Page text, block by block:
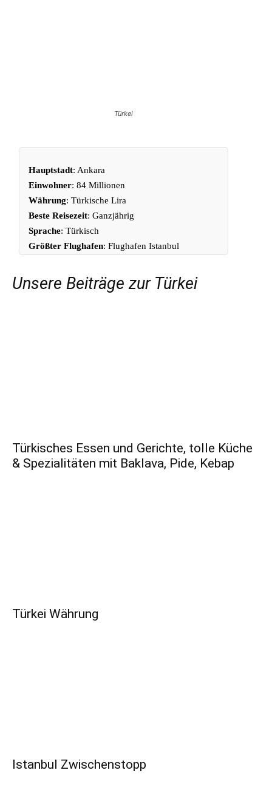
Türkei
Hauptstadt: Ankara
Einwohner: 84 Millionen
Währung: Türkische Lira
Beste Reisezeit: Ganzjährig
Sprache: Türkisch
Größter Flughafen: Flughafen Istanbul
Unsere Beiträge zur Türkei
Türkisches Essen und Gerichte, tolle Küche
& Spezialitäten mit Baklava, Pide, Kebap
Türkei Währung
Istanbul Zwischenstopp